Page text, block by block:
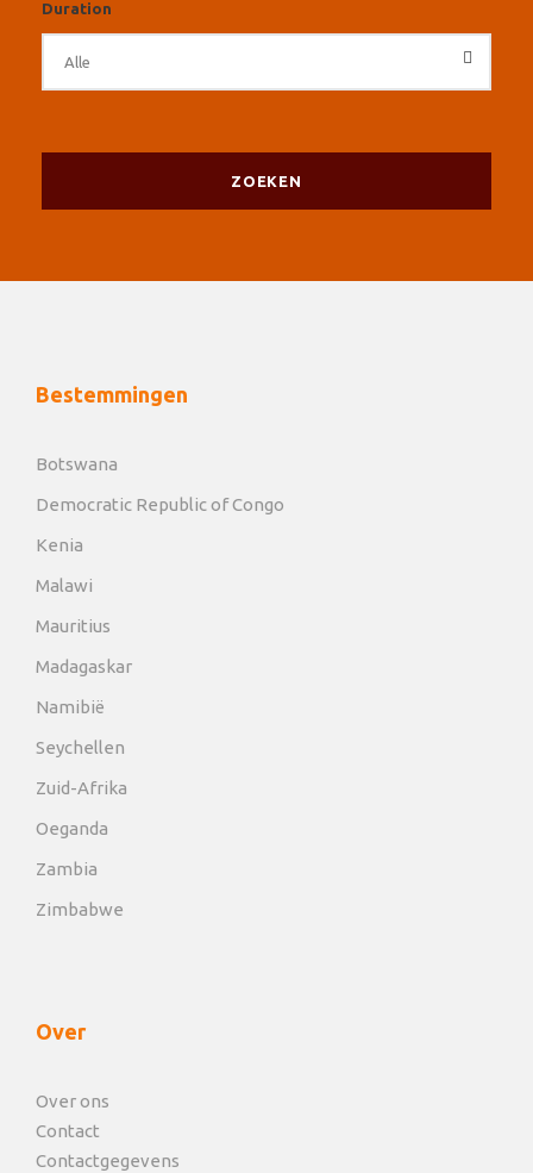
Duration
Bestemmingen
Botswana
Democratic Republic of Congo
Kenia
Malawi
Mauritius
Madagaskar
Namibië
Seychellen
Zuid-Afrika
Oeganda
Zambia
Zimbabwe
Over
Over ons
Contact
Contactgegevens